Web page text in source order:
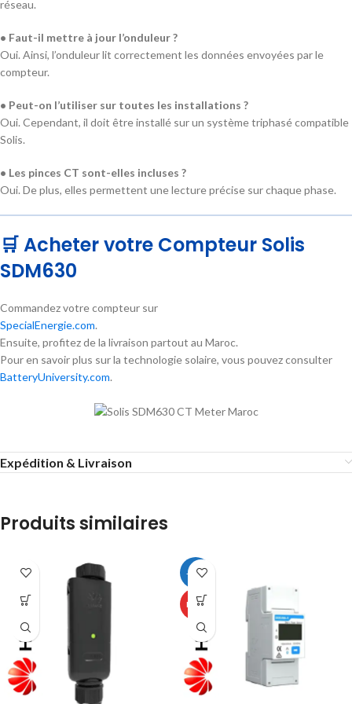
réseau.
• Faut-il mettre à jour l’onduleur ?
Oui. Ainsi, l’onduleur lit correctement les données envoyées par le
compteur.
• Peut-on l’utiliser sur toutes les installations ?
Oui. Cependant, il doit être installé sur un système triphasé compatible
Solis.
• Les pinces CT sont-elles incluses ?
Oui. De plus, elles permettent une lecture précise sur chaque phase.
🛒 Acheter votre Compteur Solis
SDM630
Commandez votre compteur sur
SpecialEnergie.com.
Ensuite, profitez de la livraison partout au Maroc.
Pour en savoir plus sur la technologie solaire, vous pouvez consulter
BatteryUniversity.com.
Expédition & Livraison
Produits similaires
-57%
HOT